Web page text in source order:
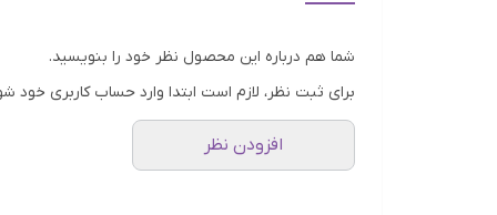
می‌کند و باعث ایجاد پوستی یکدست‌تر می‌شود.
نیلوفر دریایی: عصاره ارگانیک نیلوفر دریایی به
شما هم درباره این محصول نظر خود را بنویسید.
برای ثبت نظر، لازم است ابتدا وارد حساب کاربری خود
افزودن نظر